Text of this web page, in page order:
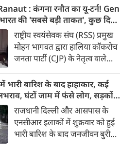
है। लाखों शिवभक्तों के बीच रंग-
बिरंगी और आकर्षक कांवड़ें हर किसी
का ध्यान बरबस अपनी ओर खींच रही
हैं। लेकिन ऐसे में जब शिव चौक से
एक गुजरी कांवड़ ने लोगों के दिलों को
गहराई तक छू लिया। यह केवल
कांवड़ नहीं थी, बल्कि देश की
आजादी के अमर सेनानियों को
समर्पित एक चलती-फिरती श्रद्धांजलि
थी।
: कंगना रनौत का यू-टर्न! Gen
की 'सबसे बड़ी ताकत', कुछ दिन
को कहा था 'जेनरेशन गटर'
राष्ट्रीय स्वयंसेवक संघ (RSS) प्रमुख
मोहन भागवत द्वारा हालिया कॉकरोच
जनता पार्टी (CJP) के नेतृत्व वाले
समर्थन दिए जाने के एक दिन बाद
बीजेपी सांसद और अभिनेत्री कंगना
रनौत ने अपने पहले के बयान पर
सफाई दी। उन्होंने अब Gen Z को
भारत की ‘सबसे बड़ी ताकत’ बताया
है। कंगना ने कहा कि कुछ लोगों के
भारी बारिश के बाद हाहाकार, कई
घंटों जाम में फंसे लोग, सड़कों
पानी
राजधानी दिल्ली और आसपास के
एनसीआर इलाकों में शुक्रवार को हुई
भारी बारिश के बाद जनजीवन बुरी